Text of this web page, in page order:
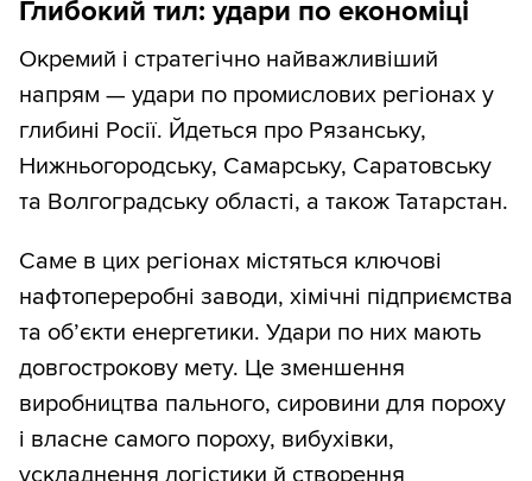
Глибокий тил: удари по економіці
Окремий і стратегічно найважливіший
напрям — удари по промислових регіонах у
глибині Росії. Йдеться про Рязанську,
Нижньогородську, Самарську, Саратовську
та Волгоградську області, а також Татарстан.
Саме в цих регіонах містяться ключові
нафтопереробні заводи, хімічні підприємства
та об’єкти енергетики. Удари по них мають
довгострокову мету. Це зменшення
виробництва пального, сировини для пороху
і власне самого пороху, вибухівки,
ускладнення логістики й створення